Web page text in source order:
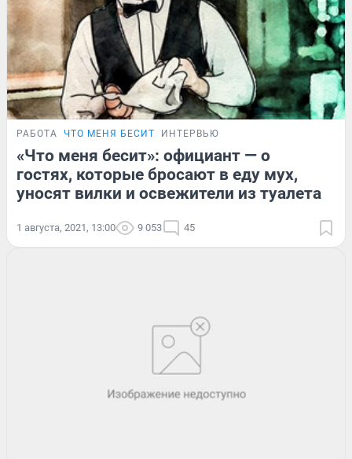
РАБОТА ЧТО МЕНЯ БЕСИТ ИНТЕРВЬЮ
«Что меня бесит»: официант — о
гостях, которые бросают в еду мух,
уносят вилки и освежители из туалета
1 августа, 2021, 13:00 9 053 45